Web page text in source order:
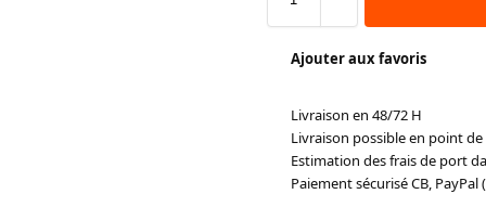
Ajouter aux favoris
Livraison en 48/72 H
Livraison possible en point
Estimation des frais de port
Paiement sécurisé CB, PayPal